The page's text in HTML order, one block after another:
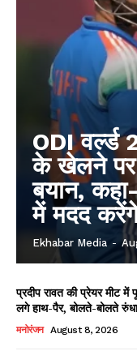
ODI वर्ल्ड
के खेलने पर
बयान,
में मदद
Ekhabar Media -
प्रदीप रावत की प्रेयर मीट
लगे हाथ-पैर, बोलते-बोलते
मनोरंजन August 8, 2026